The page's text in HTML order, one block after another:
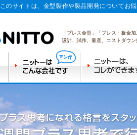
このサイトは、金型製作や製品開発についてお
「プレス金型」「プレス・板金
設計、試作、量産、コストダウ